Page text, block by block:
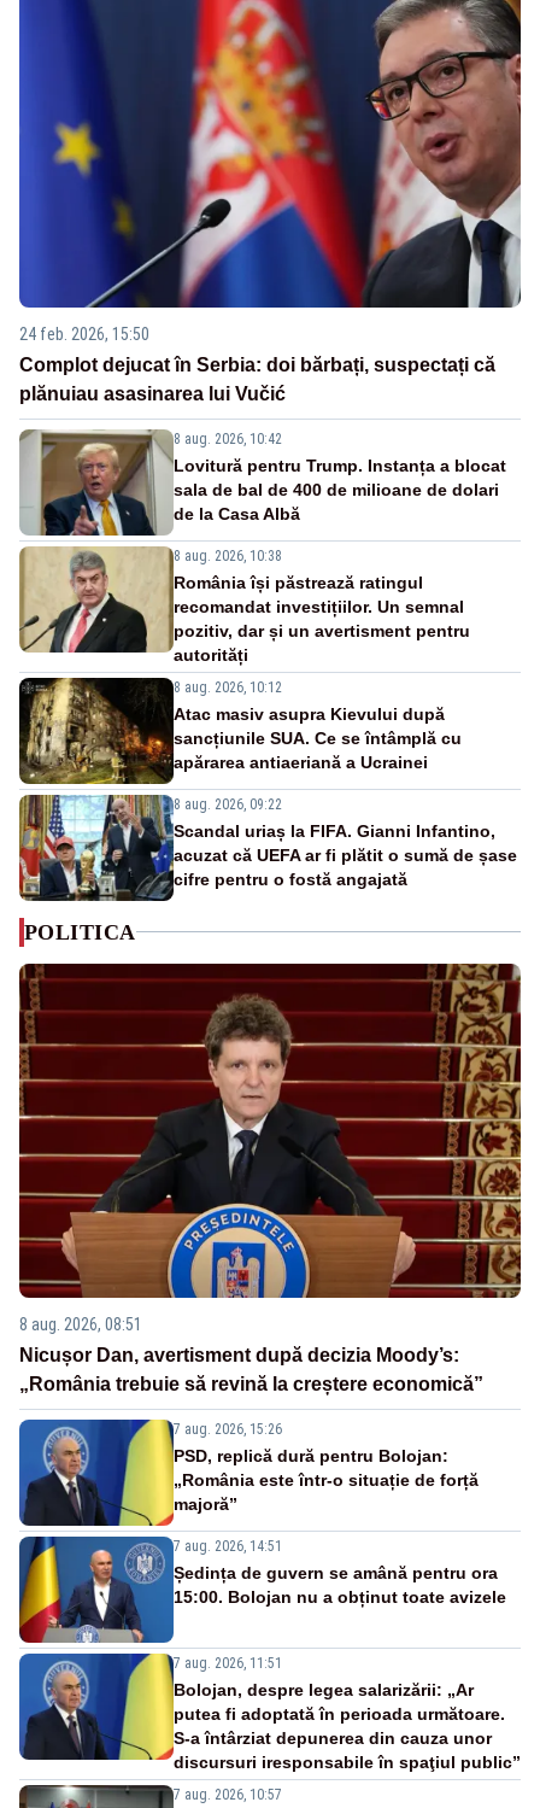
24 feb. 2026, 15:50
Complot dejucat în Serbia: doi bărbați, suspectați că
plănuiau asasinarea lui Vučić
8 aug. 2026, 10:42
Lovitură pentru Trump. Instanța a blocat
sala de bal de 400 de milioane de dolari
de la Casa Albă
8 aug. 2026, 10:38
România își păstrează ratingul
recomandat investițiilor. Un semnal
pozitiv, dar și un avertisment pentru
autorități
8 aug. 2026, 10:12
Atac masiv asupra Kievului după
sancțiunile SUA. Ce se întâmplă cu
apărarea antiaeriană a Ucrainei
8 aug. 2026, 09:22
Scandal uriaș la FIFA. Gianni Infantino,
acuzat că UEFA ar fi plătit o sumă de șase
cifre pentru o fostă angajată
POLITICA
8 aug. 2026, 08:51
Nicușor Dan, avertisment după decizia Moody’s:
„România trebuie să revină la creștere economică”
7 aug. 2026, 15:26
PSD, replică dură pentru Bolojan:
„România este într-o situație de forță
majoră”
7 aug. 2026, 14:51
Ședința de guvern se amână pentru ora
15:00. Bolojan nu a obținut toate avizele
7 aug. 2026, 11:51
Bolojan, despre legea salarizării: „Ar
putea fi adoptată în perioada următoare.
S-a întârziat depunerea din cauza unor
discursuri iresponsabile în spaţiul public”
7 aug. 2026, 10:57